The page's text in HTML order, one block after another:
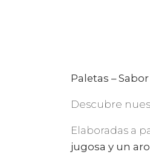
Paletas –
Descubre
Elaboradas a
jugosa y un